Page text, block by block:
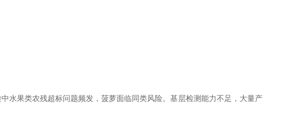
水果类农残超标问题频发，菠萝面临同类风险。基层检测能力不足，大量产